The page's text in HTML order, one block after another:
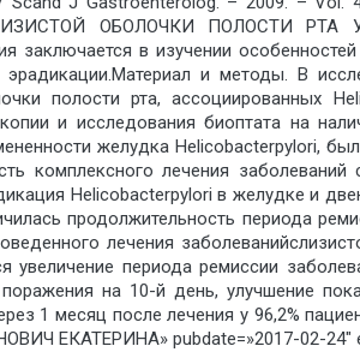
ОБОЛОЧКИ ПОЛОСТИ РТА У
заключается в изучении
и методы. В
полости рта, ассоциированных
и исследования биоптата на
желудка Helicobacterpylori,
комплексного лечения
Helicobacterpylori в желудке и
продолжительность периода
лечения
увеличение периода ремиссии
на 10-й день, улучшение
1 месяц после лечения у 96,2%
ЕКАТЕРИНА» pubdate=»2017-02-